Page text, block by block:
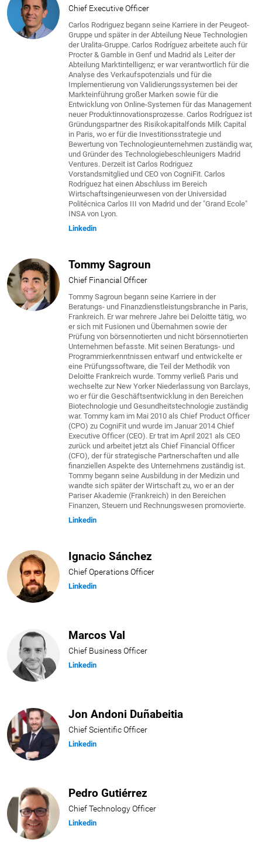
Chief Executive Officer
Carlos Rodriguez begann seine Karriere in der Peugeot-
Gruppe und später in der Abteilung Neue Technologien
der Uralita-Gruppe. Carlos Rodríguez arbeitete auch für
Procter & Gamble in Genf und Madrid als Leiter der
Abteilung Marktintelligenz; er war verantwortlich für die
Analyse des Verkaufspotenzials und für die
Implementierung von Validierungssystemen bei der
Markteinführung großer Marken sowie für die
Entwicklung von Online-Systemen für das Management
neuer Produktinnovationsprozesse. Carlos Rodríguez ist
Gründungspartner des Risikokapitalfonds Milk Capital
in Paris, wo er für die Investitionsstrategie und
Bewertung von Technologieunternehmen zuständig war,
und Gründer des Technologiebeschleunigers Madrid
Ventures. Derzeit ist Carlos Rodriguez
Vorstandsmitglied und CEO von CogniFit. Carlos
Rodríguez hat einen Abschluss im Bereich
Wirtschaftsingenieurwesen von der Universidad
Politécnica Carlos III von Madrid und der "Grand Ecole"
INSA von Lyon.
Linkedin
Tommy Sagroun
Chief Financial Officer
Tommy Sagroun begann seine Karriere in der
Beratungs- und Finanzdienstleistungsbranche in Paris,
Frankreich. Er war mehrere Jahre bei Deloitte tätig, wo
er sich mit Fusionen und Übernahmen sowie der
Prüfung von börsennotierten und nicht börsennotierten
Unternehmen befasste. Mit seinen Beratungs- und
Programmierkenntnissen entwarf und entwickelte er
eine Prüfungssoftware, die Teil der Methodik von
Deloitte Frankreich wurde. Tommy verließ Paris und
wechselte zur New Yorker Niederlassung von Barclays,
wo er für die Geschäftsentwicklung in den Bereichen
Biotechnologie und Gesundheitstechnologie zuständig
war. Tommy kam im Mai 2010 als Chief Product Officer
(CPO) zu CogniFit und wurde im Januar 2014 Chief
Executive Officer (CEO). Er trat im April 2021 als CEO
zurück und arbeitet jetzt als Chief Financial Officer
(CFO), der für strategische Partnerschaften und alle
finanziellen Aspekte des Unternehmens zuständig ist.
Tommy begann seine Ausbildung in der Medizin und
wandte sich später der Wirtschaft zu, wo er an der
Pariser Akademie (Frankreich) in den Bereichen
Finanzen, Steuern und Rechnungswesen promovierte.
Linkedin
Ignacio Sánchez
Chief Operations Officer
Linkedin
Marcos Val
Chief Business Officer
Linkedin
Jon Andoni Duñabeitia
Chief Scientific Officer
Linkedin
Pedro Gutiérrez
Chief Technology Officer
Linkedin